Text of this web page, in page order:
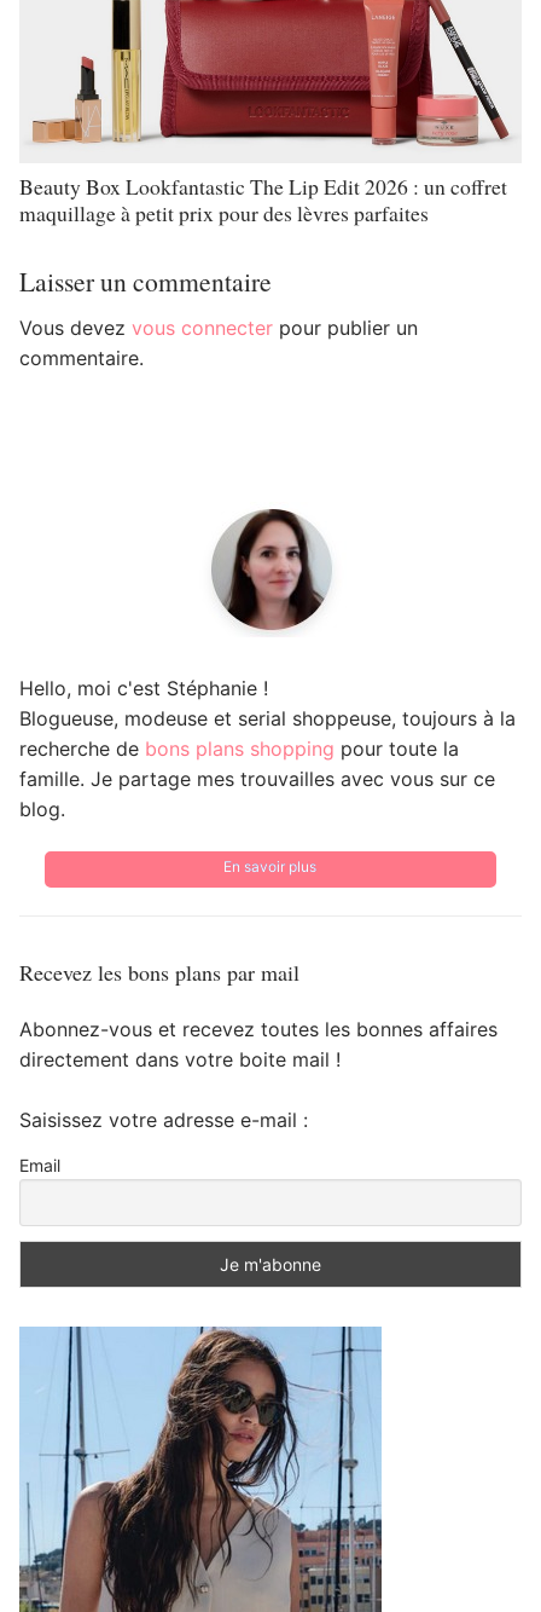
Beauty Box Lookfantastic The Lip Edit 2026 : un coffret
maquillage à petit prix pour des lèvres parfaites
Laisser un commentaire
Vous devez vous connecter pour publier un
commentaire.
Hello, moi c'est Stéphanie !
Blogueuse, modeuse et serial shoppeuse, toujours à la
recherche de bons plans shopping pour toute la
famille. Je partage mes trouvailles avec vous sur ce
blog.
En savoir plus
Recevez les bons plans par mail
Abonnez-vous et recevez toutes les bonnes affaires
directement dans votre boite mail !
Saisissez votre adresse e-mail :
Email